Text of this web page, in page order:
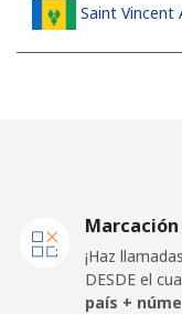
Saint Vincent
Línea fija
Marcación
¡Haz
DESDE el
país +